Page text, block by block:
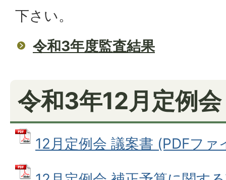
下さい。
令和3年度監査結果
令和3年12月定例会
12月定例会 議案書 (PDFフ